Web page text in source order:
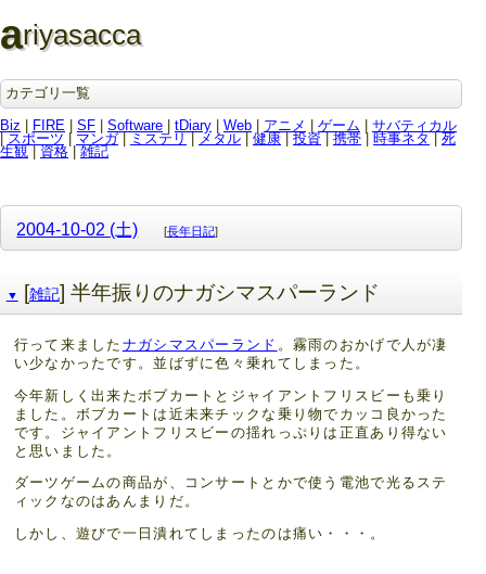
ariyasacca
カテゴリ一覧
Biz
FIRE SF Software tDiary Web アニメ ゲーム
サバティカル
スポーツ | マンガ| ミステリ メタル 健康 投資 携帯 | 時事ネタ
死
生観
資格| 雑記
2004-10-02 (土) [長年日記]
▼ [雑記] 半年振りのナガシマスパーランド
行って来ました ナガシマスパーランド 。霧雨のおかげで人が凄
い少なかったです。並ばずに色々乗れてしまった。
今年新しく出来たボブカートとジャイアントフリスビーも乗り
ました。ボブカートは近未来チックな乗り物でカッコ良かった
です。ジャイアントフリスビーの揺れっぷりは正直あり得ない
と思いました。
ダーツゲームの商品が、コンサートとかで使う電池で光るステ
ィックなのはあんまりだ。
しかし、遊びで一日潰れてしまったのは痛い・・・。